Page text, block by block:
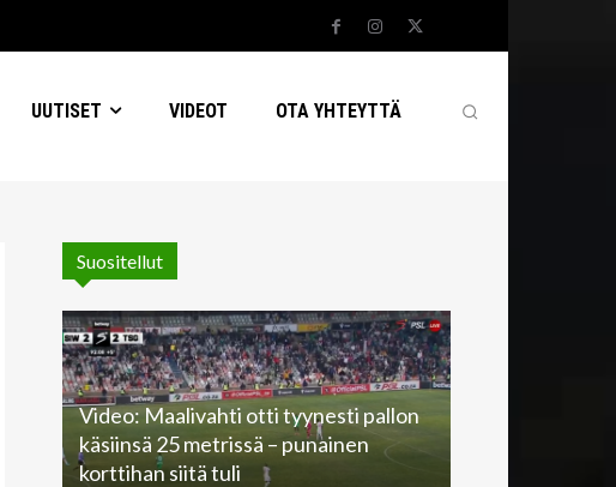
UUTISET VIDEOT OTA YHTEYTTÄ
Suositellut
Video: Maalivahti otti tyynesti pallon
käsiinsä 25 metrissä – punainen
korttihan siitä tuli